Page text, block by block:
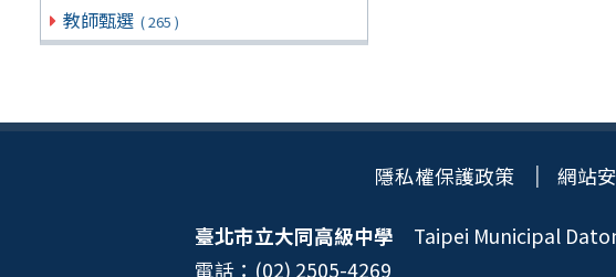
教師甄選 ( 265 )
隱私權保護政策 網站
臺北市立大同高級中學 Taipei Municipal
電話：(02) 2505-4269